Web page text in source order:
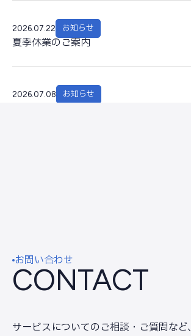
2026.07.22 お知らせ
夏季休業のご案内
2026.07.08 お知らせ
お問い合わせ
CONTACT
サービスについてのご相談・ご質問など、